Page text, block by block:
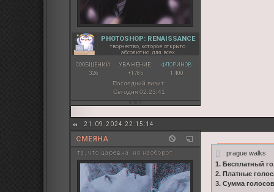
PHOTOSHOP: RENAISSANCE
творчество, которое открыто
абсолютно для всех
СООБЩЕНИЙ:
326
УВАЖЕНИЕ:
+1785
ФЛОРИНОВ:
1 400
Последний визит:
Сегодня 02:23:41
21.09.2024 22:15:14
СМЕЯНА
та, что царевна, но наоборот
prague walks
1. Бесплатный
2. Платные
3. Сумма